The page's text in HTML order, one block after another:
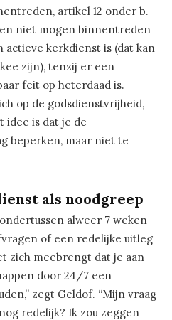
artikel 12 onder b.
niet mogen binnentreden
kerkdienst is (dat kan
zijn), tenzij er een
feit op heterdaad is.
op de godsdienstvrijheid,
idee is dat je de
beperken, maar niet te
als noodgreep
alweer 7 weken
of een redelijke uitleg
zich meebrengt dat je aan
door 24/7 een
zegt Geldof. “Mijn vraag
redelijk? Ik zou zeggen